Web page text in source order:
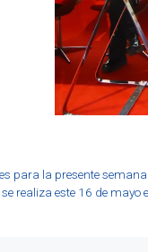
para la presente semana
realiza este 16 de mayo